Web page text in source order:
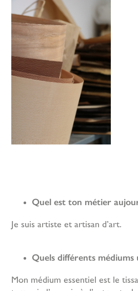
Quel est ton métier
Je suis artiste et artisan d’art.
Quels différents médiums
Mon médium essentiel est le